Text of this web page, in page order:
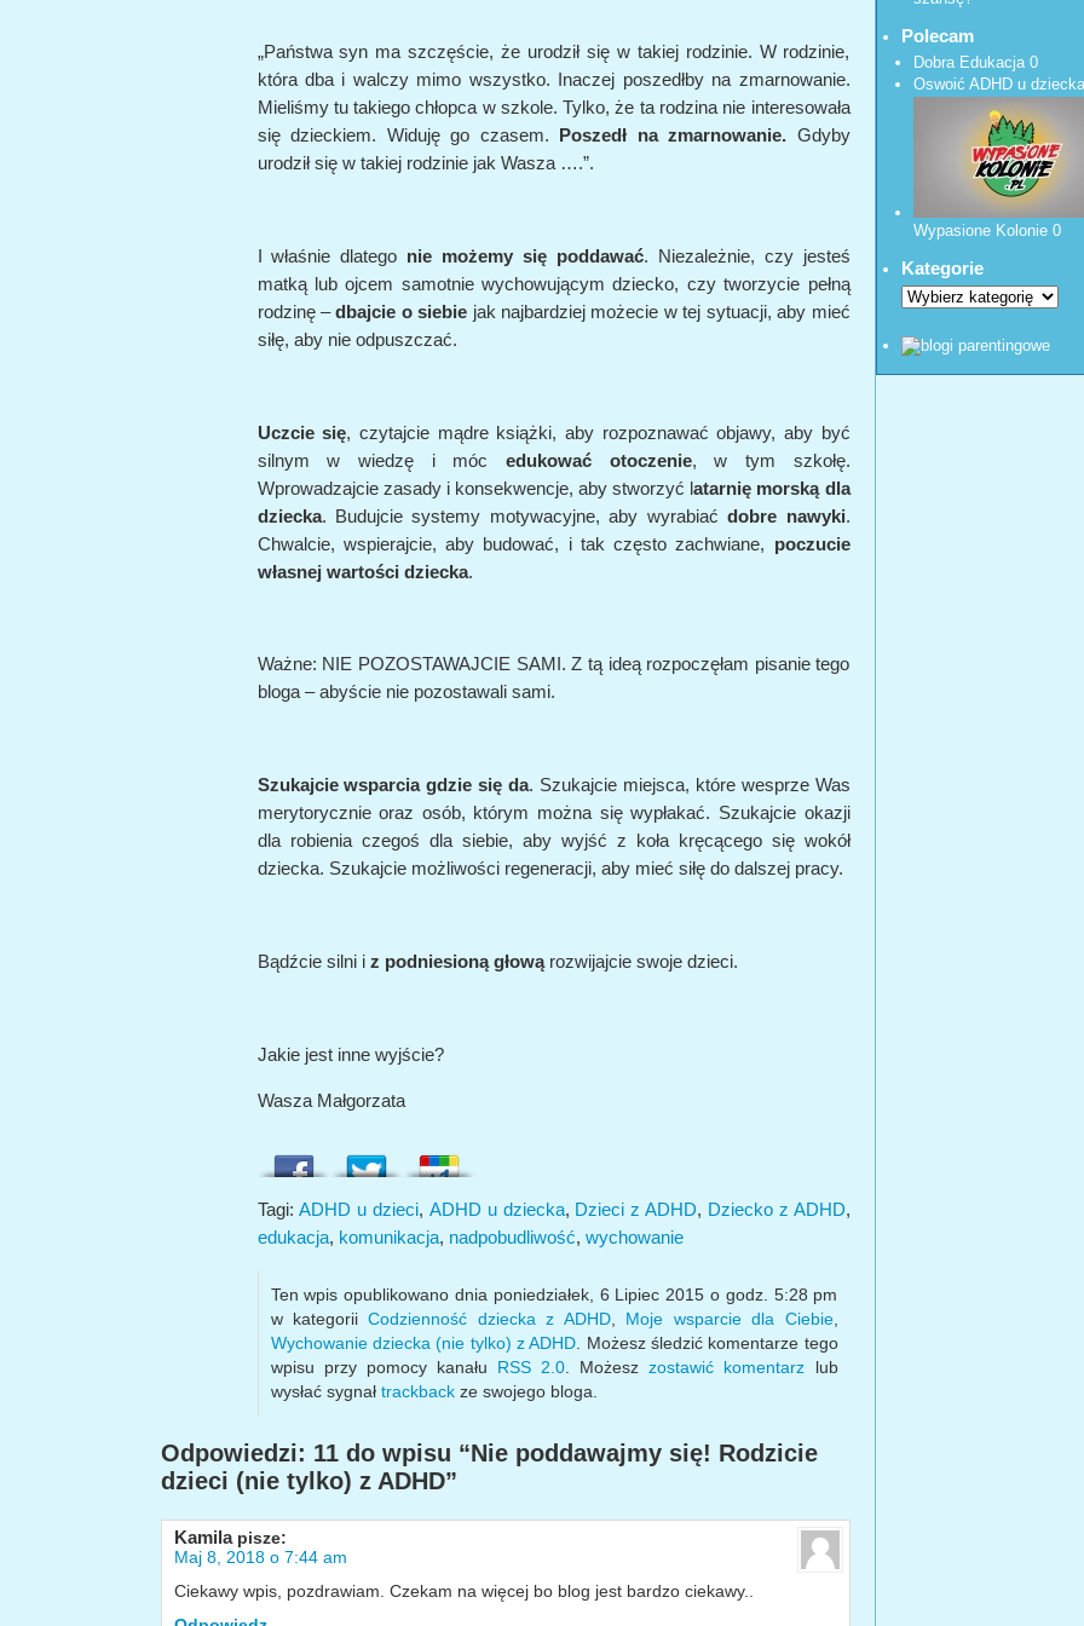
„Państwa syn ma szczęście, że urodził się w takiej rodzinie. W rodzinie,
która dba i walczy mimo wszystko. Inaczej poszedłby na zmarnowanie.
Mieliśmy tu takiego chłopca w szkole. Tylko, że ta rodzina nie interesowała
się dzieckiem. Widuję go czasem. Poszedł na zmarnowanie. Gdyby
urodził się w takiej rodzinie jak Wasza ….”.
I właśnie dlatego nie możemy się poddawać. Niezależnie, czy jesteś
matką lub ojcem samotnie wychowującym dziecko, czy tworzycie pełną
rodzinę –dbajcie o siebie jak najbardziej możecie w tej sytuacji, aby mieć
siłę, aby nie odpuszczać.
Uczcie się, czytajcie mądre książki, aby rozpoznawać objawy, aby być
silnym w wiedzę i móc edukować otoczenie, w tym szkołę.
Wprowadzajcie zasady i konsekwencje, aby stworzyć latarnię morską dla
dziecka. Budujcie systemy motywacyjne, aby wyrabiaćdobre nawyki.
Chwalcie, wspierajcie, aby budować, i tak często zachwiane, poczucie
własnej wartości dziecka.
Ważne: NIE POZOSTAWAJCIE SAMI. Z tą ideą rozpoczęłam pisanie tego
bloga – abyście nie pozostawali sami.
Szukajcie wsparcia gdzie się da. Szukajcie miejsca, które wesprze Was
merytorycznie oraz osób, którym można się wypłakać. Szukajcie okazji
dla robienia czegoś dla siebie, aby wyjść z koła kręcącego się wokół
dziecka. Szukajcie możliwości regeneracji, aby mieć siłę do dalszej pracy.
Bądźcie silni i z podniesioną głowąrozwijajcie swoje dzieci.
Jakie jest inne wyjście?
Wasza Małgorzata
Tagi:ADHD u dzieci, ADHD u dziecka, Dzieci z ADHD, Dziecko z ADHD,
edukacja, komunikacja, nadpobudliwość, wychowanie
Ten wpis opublikowano dnia poniedziałek, 6 Lipiec 2015 o godz. 5:28 pm
w kategoriiCodzienność dziecka z ADHD, Moje wsparcie dla Ciebie,
Wychowanie dziecka (nie tylko) z ADHD . Możesz śledzić komentarze tego
wpisu przy pomocy kanału RSS 2.0 . Możeszzostawić komentarz lub
wysłać sygnał trackbackze swojego bloga.
Odpowiedzi: 11 do wpisu “Nie poddawajmy się! Rodzicie
dzieci (nie tylko) z ADHD”
Kamila pisze:
Maj 8, 2018 o 7:44 am
Ciekawy wpis, pozdrawiam. Czekam na więcej bo blog jest bardzo ciekawy..
Polecam
Dobra Edukacja0
Oswoić ADHD u dziecka
Wypasione Kolonie0
Kategorie